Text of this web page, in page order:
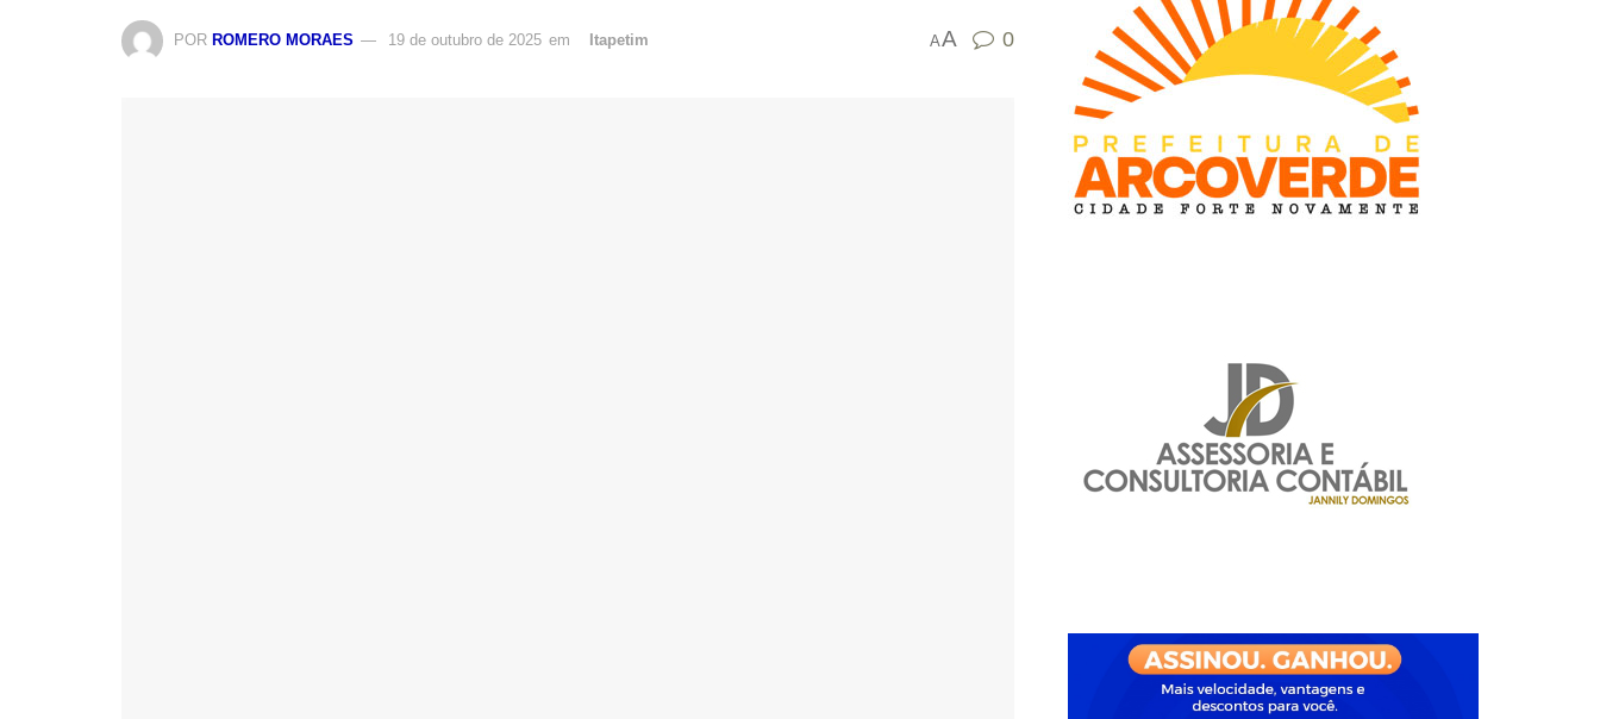
POR ROMERO MORAES 19 de outubro de 2025 emﾠ Itapetim AA 0